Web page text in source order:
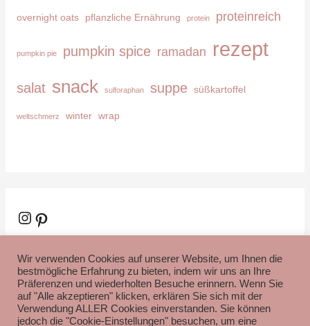
overnight oats pflanzliche Ernährung protein proteinreich
pumpkin pie pumpkin spice ramadan rezept
salat snack sulforaphan suppe süßkartoffel
weltschmerz winter wrap
Instagram Pinterest
Impressum Datenschutzerklärung Disclaimer
Wir verwenden Cookies auf unserer Website, um Ihnen die
bestmögliche Erfahrung zu bieten, indem wir uns an Ihre
Präferenzen und wiederholten Besuche erinnern. Wenn Sie
auf "Alle akzeptieren" klicken, erklären Sie sich mit der
Verwendung ALLER Cookies einverstanden. Sie können
jedoch die "Cookie-Einstellungen" besuchen, um eine